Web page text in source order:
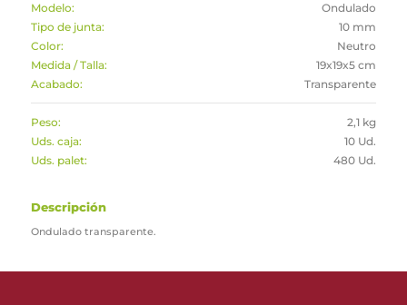
Modelo:
Ondulado
Tipo de junta:
10 mm
Color:
Neutro
Medida / Talla:
19x19x5 cm
Acabado:
Transparente
Peso:
2,1 kg
Uds. caja:
10 Ud.
Uds. palet:
480 Ud.
Descripción
Ondulado transparente.